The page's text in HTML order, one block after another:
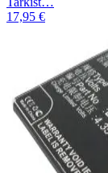
17,95 €